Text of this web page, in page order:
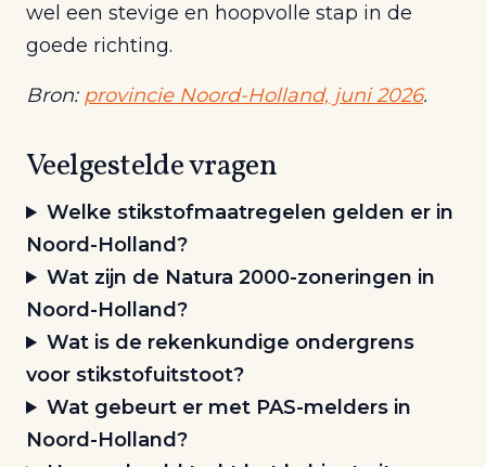
wel een stevige en hoopvolle stap in de
goede richting.
Bron: provincie Noord-Holland, juni 2026.
Veelgestelde vragen
Welke stikstofmaatregelen gelden er in
Noord-Holland?
Wat zijn de Natura 2000-zoneringen in
Noord-Holland?
Wat is de rekenkundige ondergrens
voor stikstofuitstoot?
Wat gebeurt er met PAS-melders in
Noord-Holland?